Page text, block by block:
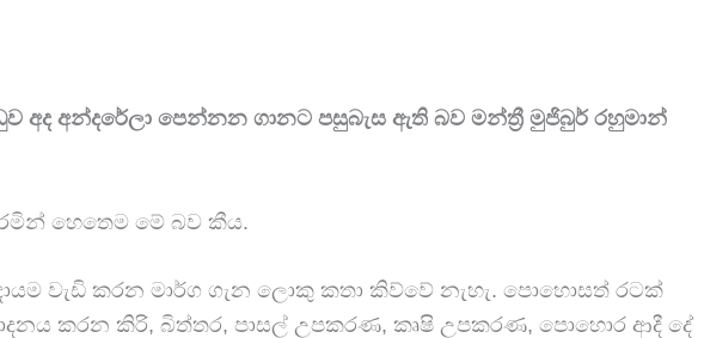
අන්දරේලා පෙන්නන ගානට පසුබැස ඇති බව මන්ත්‍රී මුජිබුර් රහුමාන්
හෙතෙම මේ බව කීය.
වැඩි කරන මාර්ග ගැන ලොකු කතා කිව්වේ නැහැ. පොහොසත් රටක්
කරන කිරි, බිත්තර, පාසල් උපකරණ, කෘෂි උපකරණ, පොහොර ආදී දේ